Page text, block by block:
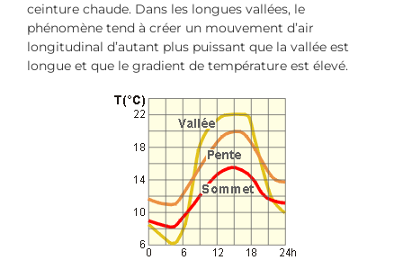
ceinture chaude. Dans les longues vallées, le
phénomène tend à créer un mouvement d’air
longitudinal d’autant plus puissant que la vallée est
longue et que le gradient de température est élevé.